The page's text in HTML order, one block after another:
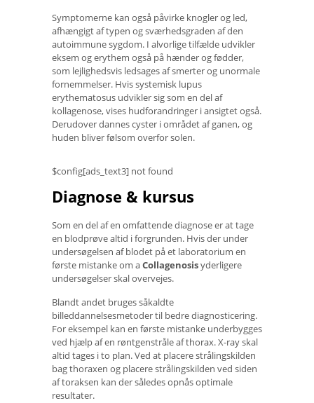
Symptomerne kan også påvirke knogler og led,
afhængigt af typen og sværhedsgraden af ​​den
autoimmune sygdom. I alvorlige tilfælde udvikler
eksem og erythem også på hænder og fødder,
som lejlighedsvis ledsages af smerter og unormale
fornemmelser. Hvis systemisk lupus
erythematosus udvikler sig som en del af
kollagenose, vises hudforandringer i ansigtet også.
Derudover dannes cyster i området af ganen, og
huden bliver følsom overfor solen.
$config[ads_text3] not found
Diagnose & kursus
Som en del af en omfattende diagnose er at tage
en blodprøve altid i forgrunden. Hvis der under
undersøgelsen af ​​blodet på et laboratorium en
første mistanke om aCollagenosisyderligere
undersøgelser skal overvejes.
Blandt andet bruges såkaldte
billeddannelsesmetoder til bedre diagnosticering.
For eksempel kan en første mistanke underbygges
ved hjælp af en røntgenstråle af thorax. X-ray skal
altid tages i to plan. Ved at placere strålingskilden
bag thoraxen og placere strålingskilden ved siden
af ​​toraksen kan der således opnås optimale
resultater.